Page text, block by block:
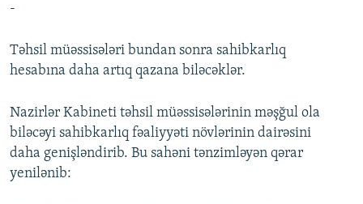
XƏBƏR BÜLLETENLƏRIMIZ
-
Təhsil müəssisələri bundan sonra sahibkarlıq
hesabına daha artıq qazana biləcəklər.
Nazirlər Kabineti təhsil müəssisələrinin məşğul ola
biləcəyi sahibkarlıq fəaliyyəti növlərinin dairəsini
daha genişləndirib. Bu sahəni tənzimləyən qərar
yenilənib: